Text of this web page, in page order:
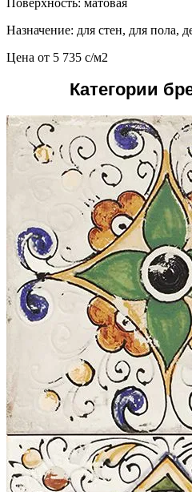
Поверхность: матовая
Назначение: для стен, для пола,
Цена от 5 735 c/м2
Категории